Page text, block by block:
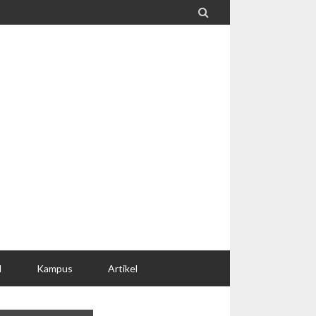

Kampus Artikel